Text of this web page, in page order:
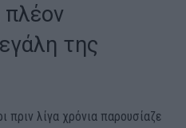
πλέον
της
λίγα χρόνια παρουσίαζε